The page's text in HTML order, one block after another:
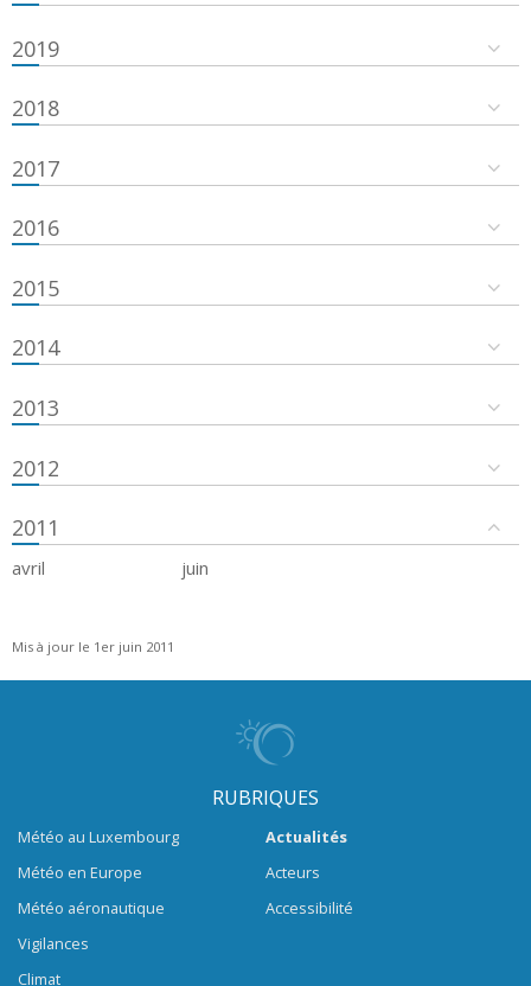
2019
2018
2017
2016
2015
2014
2013
2012
2011
avril juin
Mis à jour le 1er juin 2011
RUBRIQUES
Météo au Luxembourg
Météo en Europe
Météo aéronautique
Vigilances
Climat
Actualités
Acteurs
Accessibilité